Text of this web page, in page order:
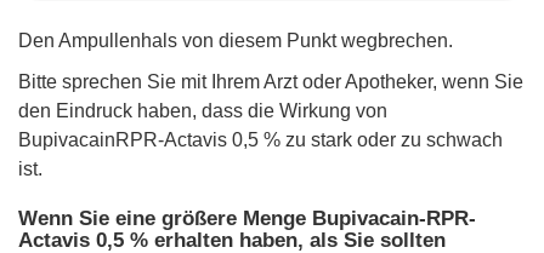
Den Ampullenhals von diesem Punkt wegbrechen.
Bitte sprechen Sie mit Ihrem Arzt oder Apotheker, wenn Sie
den Eindruck haben, dass die Wirkung von
BupivacainRPR-Actavis 0,5 % zu stark oder zu schwach
ist.
Wenn Sie eine größere Menge Bupivacain-RPR-
Actavis 0,5 % erhalten haben, als Sie sollten